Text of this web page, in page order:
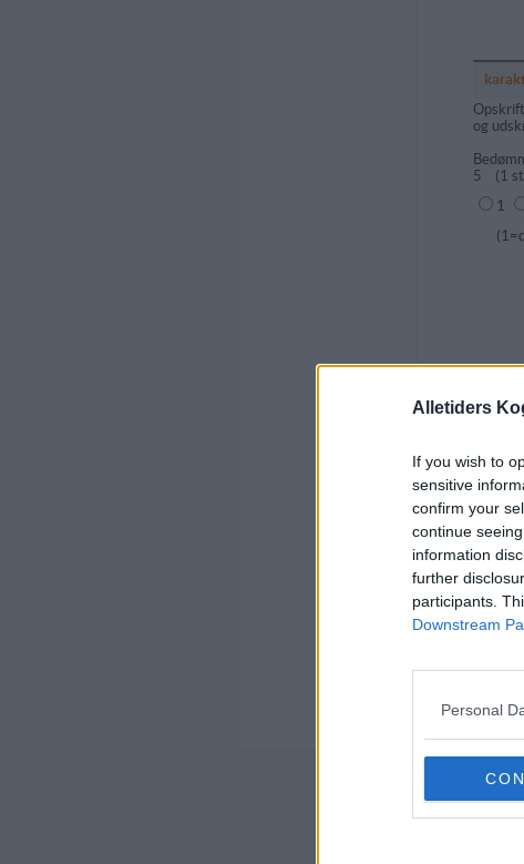
Alletiders
If you wish to
sensitive
confirm your
continue
information
further
participants.
Downstream
Personal
og
5 ( 1
1
Der er